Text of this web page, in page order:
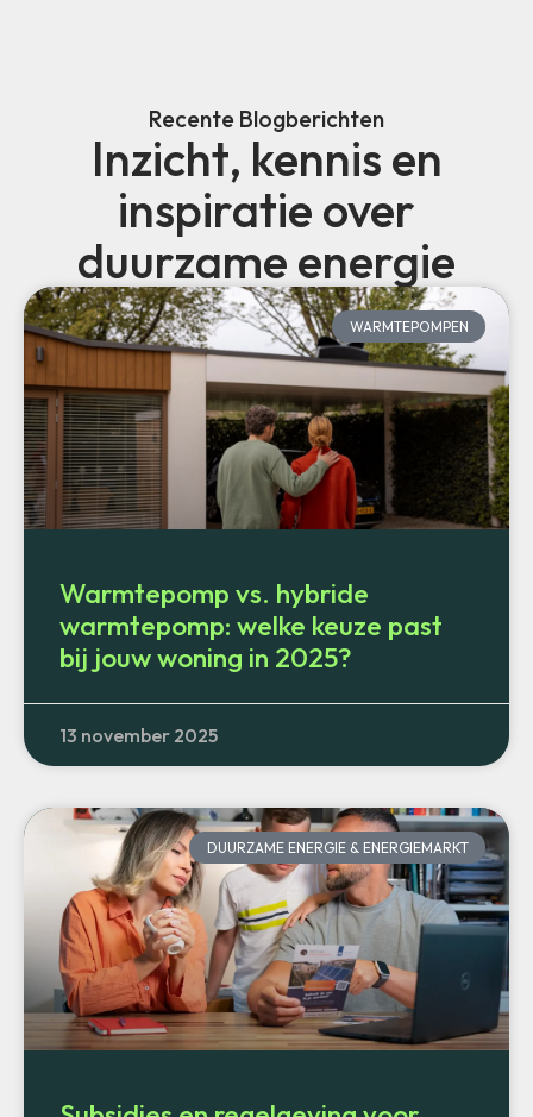
Recente Blogberichten
Inzicht, kennis en
inspiratie over
duurzame energie
WARMTEPOMPEN
Warmtepomp vs. hybride
warmtepomp: welke keuze past
bij jouw woning in 2025?
13 november 2025
DUURZAME ENERGIE & ENERGIEMARKT